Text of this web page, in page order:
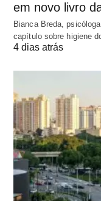
em novo livro
Bianca Breda,
capítulo sobre higiene
4 dias atrás